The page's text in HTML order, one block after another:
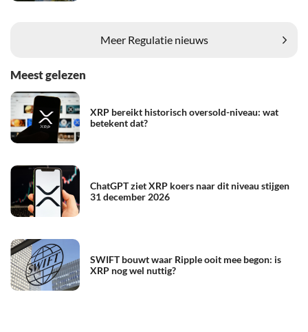
Meer Regulatie nieuws
Meest gelezen
XRP bereikt historisch oversold-niveau: wat
betekent dat?
ChatGPT ziet XRP koers naar dit niveau stijgen
31 december 2026
SWIFT bouwt waar Ripple ooit mee begon: is
XRP nog wel nuttig?